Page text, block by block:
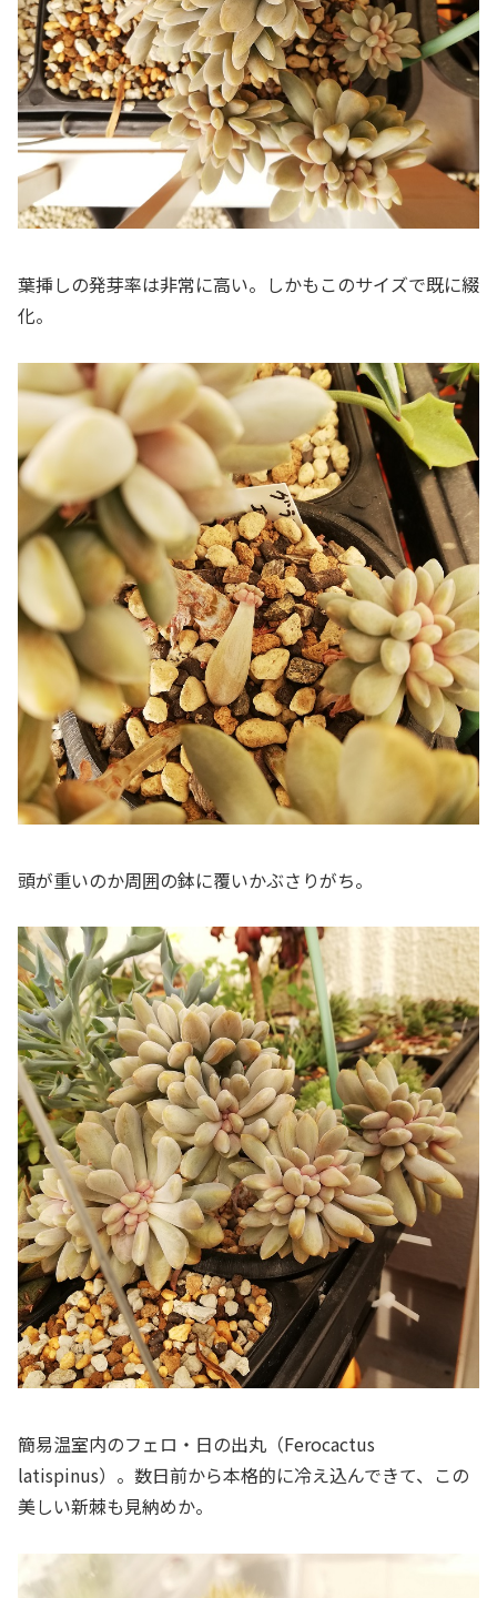
葉挿しの発芽率は非常に高い。しかもこのサイズで既に綴
化。
頭が重いのか周囲の鉢に覆いかぶさりがち。
簡易温室内のフェロ・日の出丸（Ferocactus
latispinus）。数日前から本格的に冷え込んできて、この
美しい新棘も見納めか。